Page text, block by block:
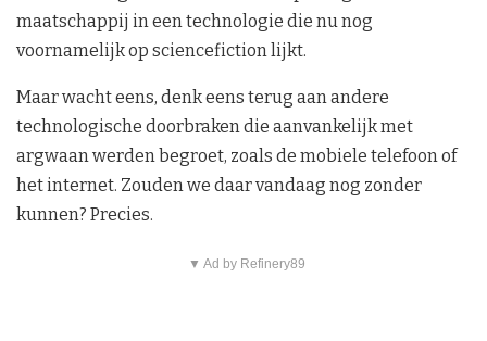
maatschappij in een technologie die nu nog
voornamelijk op sciencefiction lijkt.
Maar wacht eens, denk eens terug aan andere
technologische doorbraken die aanvankelijk met
argwaan werden begroet, zoals de mobiele telefoon of
het internet. Zouden we daar vandaag nog zonder
kunnen? Precies.
▼ Ad by Refinery89